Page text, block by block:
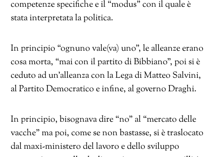
competenze specifiche e il “modus” con il quale è
stata interpretata la politica.
In principio “ognuno vale(va) uno”, le alleanze erano
cosa morta, “mai con il partito di Bibbiano”, poi si è
ceduto ad un’alleanza con la Lega di Matteo Salvini,
al Partito Democratico e infine, al governo Draghi.
In principio, bisognava dire “no” al “mercato delle
vacche” ma poi, come se non bastasse, si è traslocato
dal maxi-ministero del lavoro e dello sviluppo